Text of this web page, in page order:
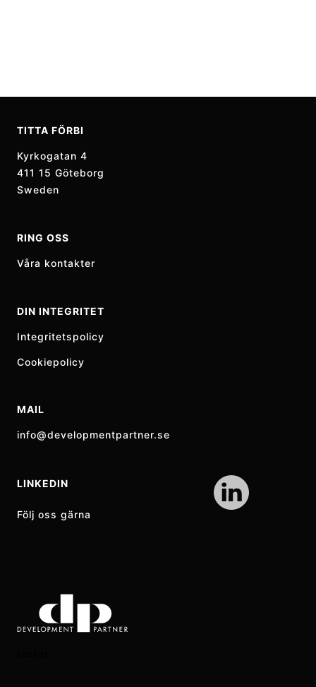
TITTA FÖRBI
Kyrkogatan 4
411 15 Göteborg
Sweden
RING OSS
Våra kontakter
DIN INTEGRITET
Integritetspolicy
Cookiepolicy
MAIL
info@developmentpartner.se
LINKEDIN
Följ oss gärna